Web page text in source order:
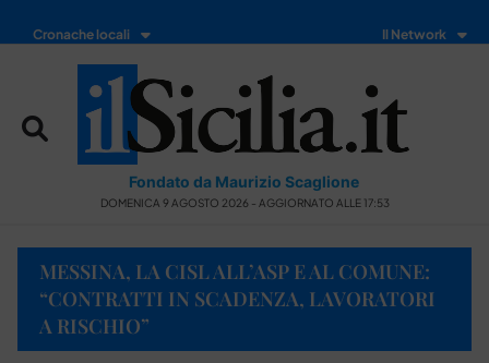
Cronache locali Il Network
Fondato da Maurizio Scaglione
DOMENICA 9 AGOSTO 2026 - AGGIORNATO ALLE 17:53
MESSINA, LA CISL ALL’ASP E AL COMUNE:
“CONTRATTI IN SCADENZA, LAVORATORI
A RISCHIO”